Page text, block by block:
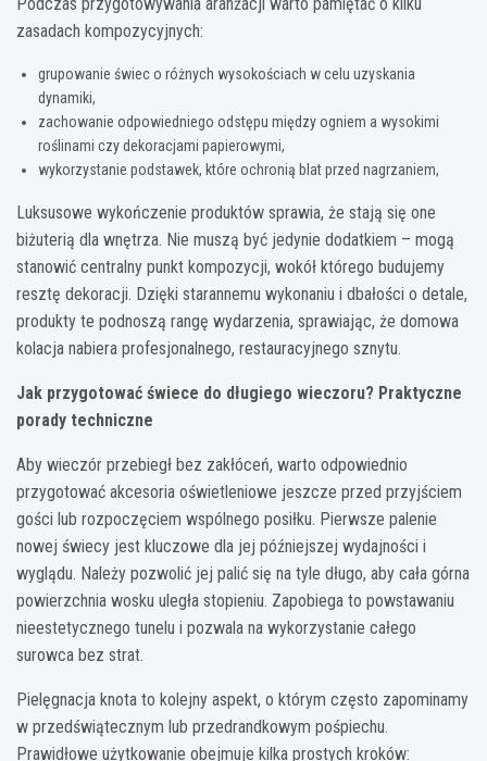
zasadach kompozycyjnych:
grupowanie świec o różnych wysokościach w celu uzyskania
dynamiki,
zachowanie odpowiedniego odstępu między ogniem a wysokimi
roślinami czy dekoracjami papierowymi,
wykorzystanie podstawek, które ochronią blat przed nagrzaniem,
Luksusowe wykończenie produktów sprawia, że stają się one
biżuterią dla wnętrza. Nie muszą być jedynie dodatkiem – mogą
stanowić centralny punkt kompozycji, wokół którego budujemy
resztę dekoracji. Dzięki starannemu wykonaniu i dbałości o detale,
produkty te podnoszą rangę wydarzenia, sprawiając, że domowa
kolacja nabiera profesjonalnego, restauracyjnego sznytu.
Jak przygotować świece do długiego wieczoru? Praktyczne
porady techniczne
Aby wieczór przebiegł bez zakłóceń, warto odpowiednio
przygotować akcesoria oświetleniowe jeszcze przed przyjściem
gości lub rozpoczęciem wspólnego posiłku. Pierwsze palenie
nowej świecy jest kluczowe dla jej późniejszej wydajności i
wyglądu. Należy pozwolić jej palić się na tyle długo, aby cała górna
powierzchnia wosku uległa stopieniu. Zapobiega to powstawaniu
nieestetycznego tunelu i pozwala na wykorzystanie całego
surowca bez strat.
Pielęgnacja knota to kolejny aspekt, o którym często zapominamy
w przedświątecznym lub przedrandkowym pośpiechu.
Prawidłowe użytkowanie obejmuje kilka prostych kroków: